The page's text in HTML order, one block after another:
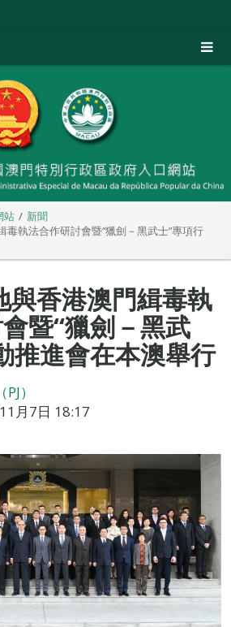
站
新聞
毒執法合作研討會暨“獵劍－黑武士”專項行
與香港澳門緝毒執
暨“獵劍－黑武
推進會在本澳舉行
）
月7日 18:17